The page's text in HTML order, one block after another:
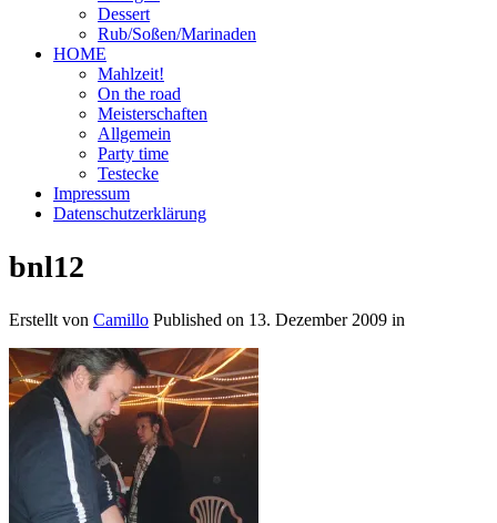
Dessert
Rub/Soßen/Marinaden
HOME
Mahlzeit!
On the road
Meisterschaften
Allgemein
Party time
Testecke
Impressum
Datenschutzerklärung
bnl12
Erstellt von Camillo Published on 13. Dezember 2009 in